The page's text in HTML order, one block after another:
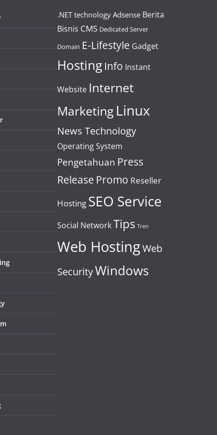
.NET technology Adsense Berita
Bisnis CMS Dedicated Server
Domain E-Lifestyle Gadget
Hosting Info Instant
Website Internet
Marketing Linux
News Technology
Operating System
Pengetahuan Press
Release Promo Reseller
Hosting SEO Service
Social NetworkTips Tren
Web HostingWeb
SecurityWindows